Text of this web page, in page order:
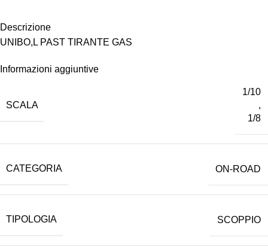
Descrizione
UNIBO,L PAST TIRANTE GAS
Informazioni aggiuntive
SCALA
1/10
,
1/8
CATEGORIA ON-ROAD
TIPOLOGIA SCOPPIO